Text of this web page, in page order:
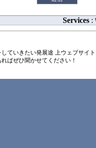
Services :
ていきたい発展途 上ウェブサイ
ばぜひ聞かせてください！